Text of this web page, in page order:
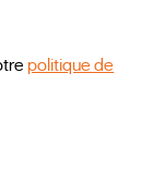
politique de